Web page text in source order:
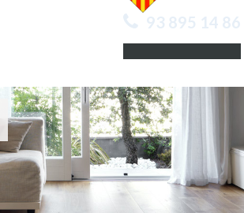
93 895 14 86